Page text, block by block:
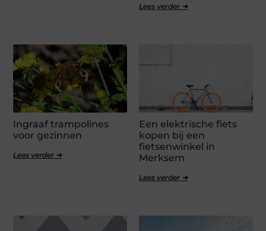
Lees verder ➜
Ingraaf trampolines
voor gezinnen
Lees verder ➜
Een elektrische fiets
kopen bij een
fietsenwinkel in
Merksem
Lees verder ➜